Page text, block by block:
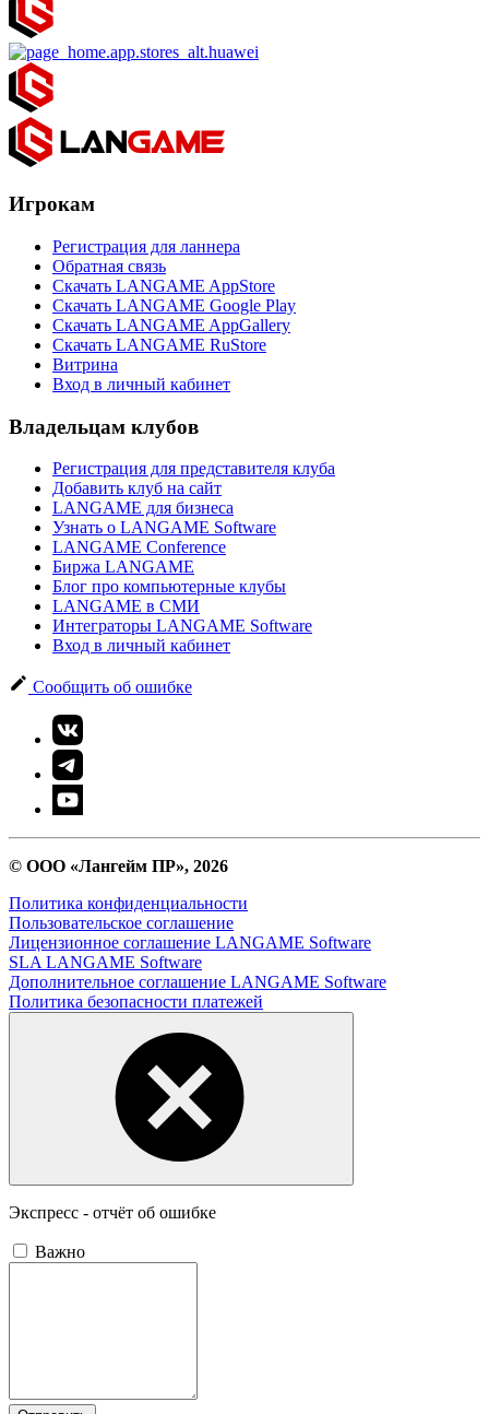
Игрокам
Регистрация для ланнера
Обратная связь
Скачать LANGAME AppStore
Скачать LANGAME Google Play
Скачать LANGAME AppGallery
Скачать LANGAME RuStore
Витрина
Вход в личный кабинет
Владельцам клубов
Регистрация для представителя клуба
Добавить клуб на сайт
LANGAME для бизнеса
Узнать о LANGAME Software
LANGAME Conference
Биржа LANGAME
Блог про компьютерные клубы
LANGAME в СМИ
Интеграторы LANGAME Software
Вход в личный кабинет
Сообщить об ошибке
© ООО «Лангейм ПР», 2026
Политика конфиденциальности
Пользовательское соглашение
Лицензионное соглашение LANGAME Software
SLA LANGAME Software
Дополнительное соглашение LANGAME Software
Политика безопасности платежей
Экспресс - отчёт об ошибке
Важно